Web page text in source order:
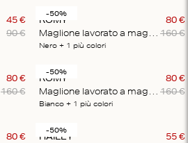
45€
90€
-50%
ROMY
Maglione lavorato a maglia con scollo rotondo
80€
160€
Nero + 1 più colori
80€
160€
-50%
ROMY
Maglione lavorato a maglia con scollo rotondo
80€
160€
Bianco + 1 più colori
80€
-50%
HAILEY
55€